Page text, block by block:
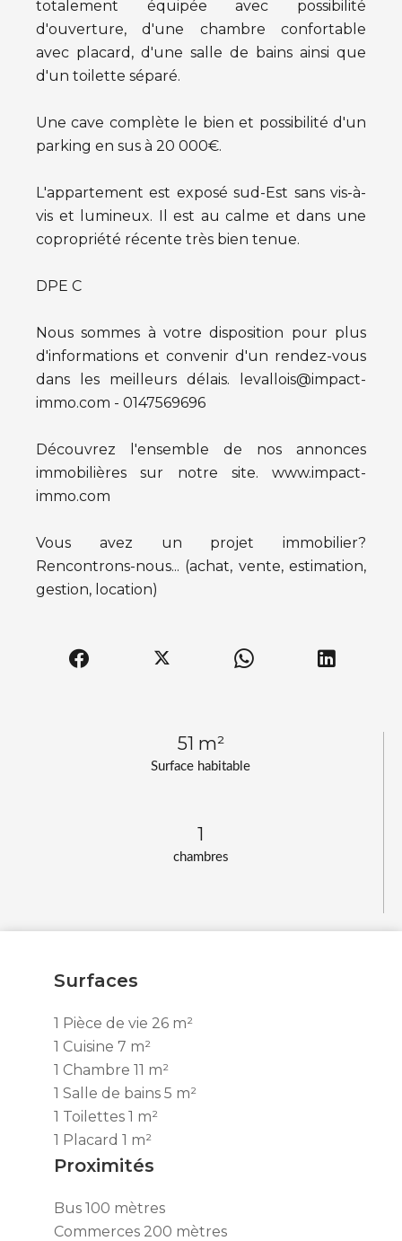
Surface habitable
51 m²
chambres
1
totalement équipée avec possibilité
d'ouverture, d'une chambre confortable
avec placard, d'une salle de bains ainsi que
d'un toilette séparé.
Une cave complète le bien et possibilité d'un
parking en sus à 20 000€.
L'appartement est exposé sud-Est sans vis-à-
vis et lumineux. Il est au calme et dans une
copropriété récente très bien tenue.
DPE C
Nous sommes à votre disposition pour plus
d'informations et convenir d'un rendez-vous
dans les meilleurs délais. levallois@impact-
immo.com - 0147569696
Découvrez l'ensemble de nos annonces
immobilières sur notre site. www.impact-
immo.com
Vous avez un projet immobilier?
Rencontrons-nous... (achat, vente, estimation,
gestion, location)
Surfaces
1 Pièce de vie 26 m²
1 Cuisine 7 m²
1 Chambre 11 m²
1 Salle de bains 5 m²
1 Toilettes 1 m²
1 Placard 1 m²
Proximités
Bus 100 mètres
Commerces 200 mètres